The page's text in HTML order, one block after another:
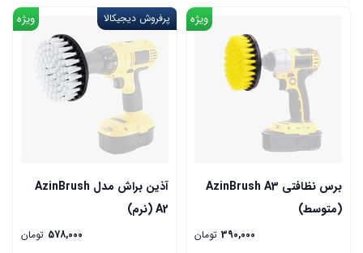
ویژه
برس نظافتی AzinBrush A3
(متوسط)
390,000 تومان
پرفروش دیجیکالا ویژه
آذین براش مدل AzinBrush
A2 (نرم)
578,000 تومان